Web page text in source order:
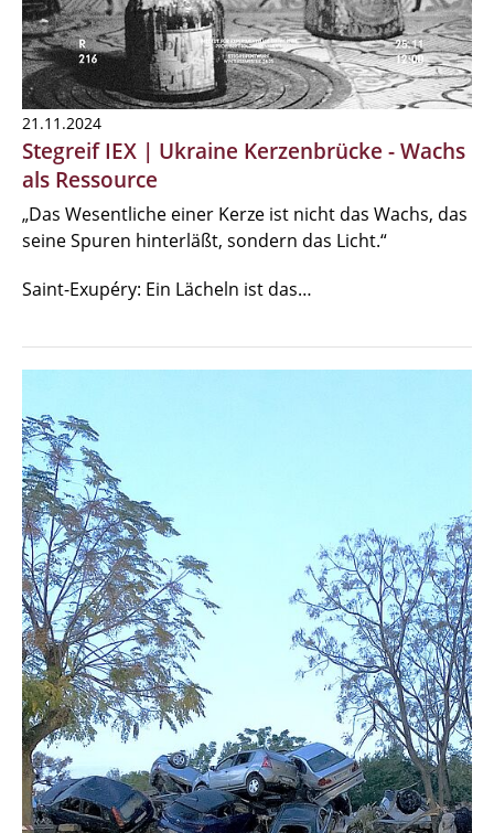
21.11.2024
Stegreif IEX | Ukraine Kerzenbrücke - Wachs
als Ressource
„Das Wesentliche einer Kerze ist nicht das Wachs, das
seine Spuren hinterläßt, sondern das Licht.“
Saint-Exupéry: Ein Lächeln ist das…